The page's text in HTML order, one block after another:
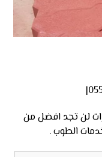
لن تجد افضل من
الطوب .